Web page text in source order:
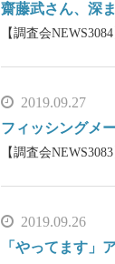
齋藤武さん、深
【調査会
2019.09.27
フィッシングメ
【調査会
2019.09.26
「やってます」